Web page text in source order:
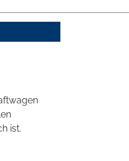
ist.